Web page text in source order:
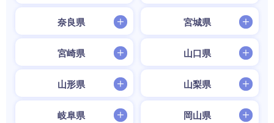
奈良県 宮城県
宮崎県 山口県
山形県 山梨県
岐阜県 岡山県